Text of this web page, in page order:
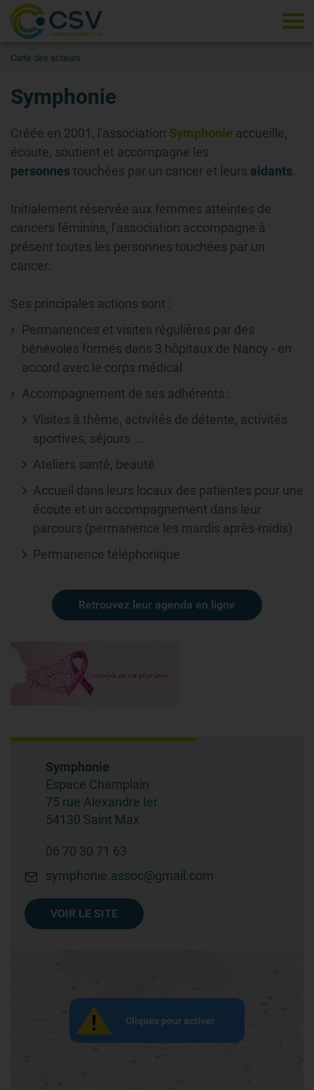
Carte des acteurs
Symphonie
Créée en 2001, l'association Symphonie accueille,
écoute, soutient et accompagne les
personnestouchées par un cancer et leurs aidants.
Initialement réservée aux femmes atteintes de
cancers féminins, l'association accompagne à
présent toutes les personnes touchées par un
cancer.
Ses principales actions sont :
Permanences et visites régulières par des
bénévoles formés dans 3 hôpitaux de Nancy - en
accord avec le corps médical
Accompagnement de ses adhérents :
Visites à thème, activités de détente, activités
sportives, séjours ...
Ateliers santé, beauté
Accueil dans leurs locaux des patientes pour une
écoute et un accompagnement dans leur
parcours (permanence les mardis après-midis)
Permanence téléphonique
Retrouvez leur agenda en ligne
Symphonie
Espace Champlain
75 rue Alexandre Ier
54130 Saint Max
06 70 30 71 63
symphonie.assoc@gmail.com
VOIR LE SITE
Cliquez pour activer